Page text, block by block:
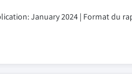
January 2024 | Format du